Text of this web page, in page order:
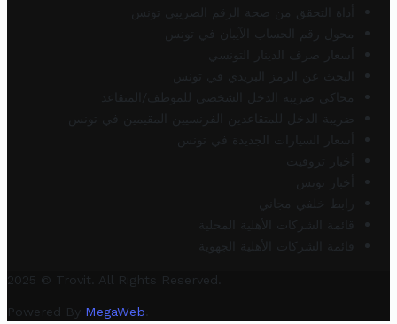
أداة التحقق من صحة الرقم الضريبي تونس
محول رقم الحساب الآيبان في تونس
أسعار صرف الدينار التونسي
البحث عن الرمز البريدي في تونس
محاكي ضريبة الدخل الشخصي للموظف/المتقاعد
ضريبة الدخل للمتقاعدين الفرنسيين المقيمين في تونس
أسعار السيارات الجديدة في تونس
أخبار تروفيت
أخبار تونس
رابط خلفي مجاني
قائمة الشركات الأهلية المحلية
قائمة الشركات الأهلية الجهوية
2025 © Trovit. All Rights Reserved.
Powered By MegaWeb